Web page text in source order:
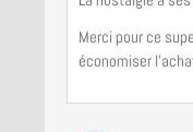
Merci pour ce
économiser